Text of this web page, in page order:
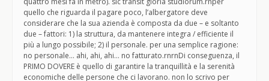
quello che riguarda il pagare poco, l’albergatore deve
considerare che la sua azienda è composta da due – e soltanto
due – fattori: 1) la struttura, da mantenere integra / efficiente il
più a lungo possibile; 2) il personale. per una semplice ragione:
no personale… ahi, ahi, ahi… no fatturato.rnrnDi conseguenza, il
PRIMO DOVERE è quello di garantire la tranquillità e la serenità
economiche delle persone che ci lavorano. non lo scrivo per